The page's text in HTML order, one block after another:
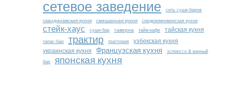
сетевое заведение сеть суши-баров
скандинавская кухня смешанная кухня средиземноморская кухня
стейк-хаус суши-бар таверна тайм-кафе тайская кухня
тапас-бар трактир траттория
узбекская кухня
украинская кухня
Французская кухня эспрессо & винный
бар японская кухня